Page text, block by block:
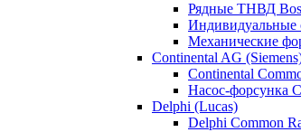
Рядные ТНВД
Индивидуальные
Механические
Continental AG
Continental
Насос-форсунка
Delphi (Lucas)
Delphi Common